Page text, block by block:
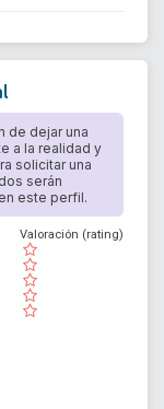
de dejar una
a la realidad y
solicitar una
serán
este perfil.
( )
( )
( )
( )
( )
Valoración (rating)